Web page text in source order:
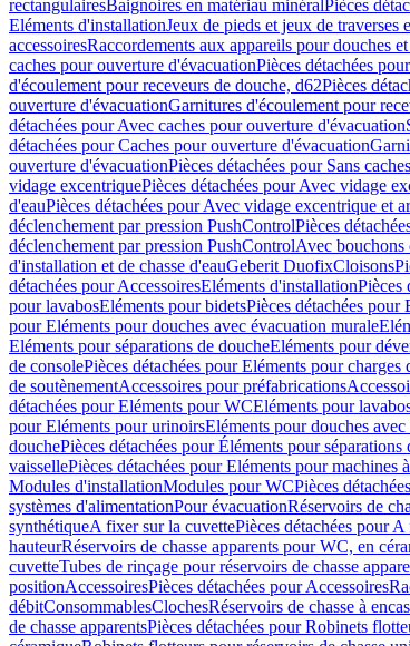
rectangulairesBaignoires en matériau minéralPièces
Eléments d'installationJeux de pieds et jeux de traverses
accessoiresRaccordements aux appareils pour douches
caches pour ouverture d'évacuationPièces détachées
d'écoulement pour receveurs de douche, d62Pièces
ouverture d'évacuationGarnitures d'écoulement pour
détachées pour Avec caches pour ouverture d'évacuation
détachées pour Caches pour ouverture d'évacuation
ouverture d'évacuationPièces détachées pour Sans
vidage excentriquePièces détachées pour Avec vidage
d'eauPièces détachées pour Avec vidage excentrique et
déclenchement par pression PushControlPièces
déclenchement par pression PushControlAvec bouchons
d'installation et de chasse d'eauGeberit DuofixCloisons
détachées pour AccessoiresEléments d'installationPièces
pour lavabosEléments pour bidetsPièces détachées pour
pour Eléments pour douches avec évacuation murale
Eléments pour séparations de doucheEléments pour
de consolePièces détachées pour Eléments pour charges
de soutènementAccessoires pour préfabrications
détachées pour Eléments pour WCEléments pour
pour Eléments pour urinoirsEléments pour douches
douchePièces détachées pour Éléments pour séparations
vaissellePièces détachées pour Eléments pour machines
Modules d'installationModules pour WCPièces
systèmes d'alimentationPour évacuationRéservoirs de
synthétiqueA fixer sur la cuvettePièces détachées pour
hauteurRéservoirs de chasse apparents pour WC, en
cuvetteTubes de rinçage pour réservoirs de chasse
positionAccessoiresPièces détachées pour Accessoires
débitConsommablesClochesRéservoirs de chasse à
de chasse apparentsPièces détachées pour Robinets